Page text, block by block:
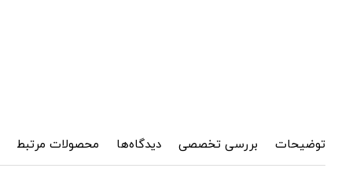
توضیحات بررسی تخصصی دیدگاه‌ها محصولات مرتبط